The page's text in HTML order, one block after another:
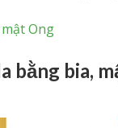
Ong
bằng bia,